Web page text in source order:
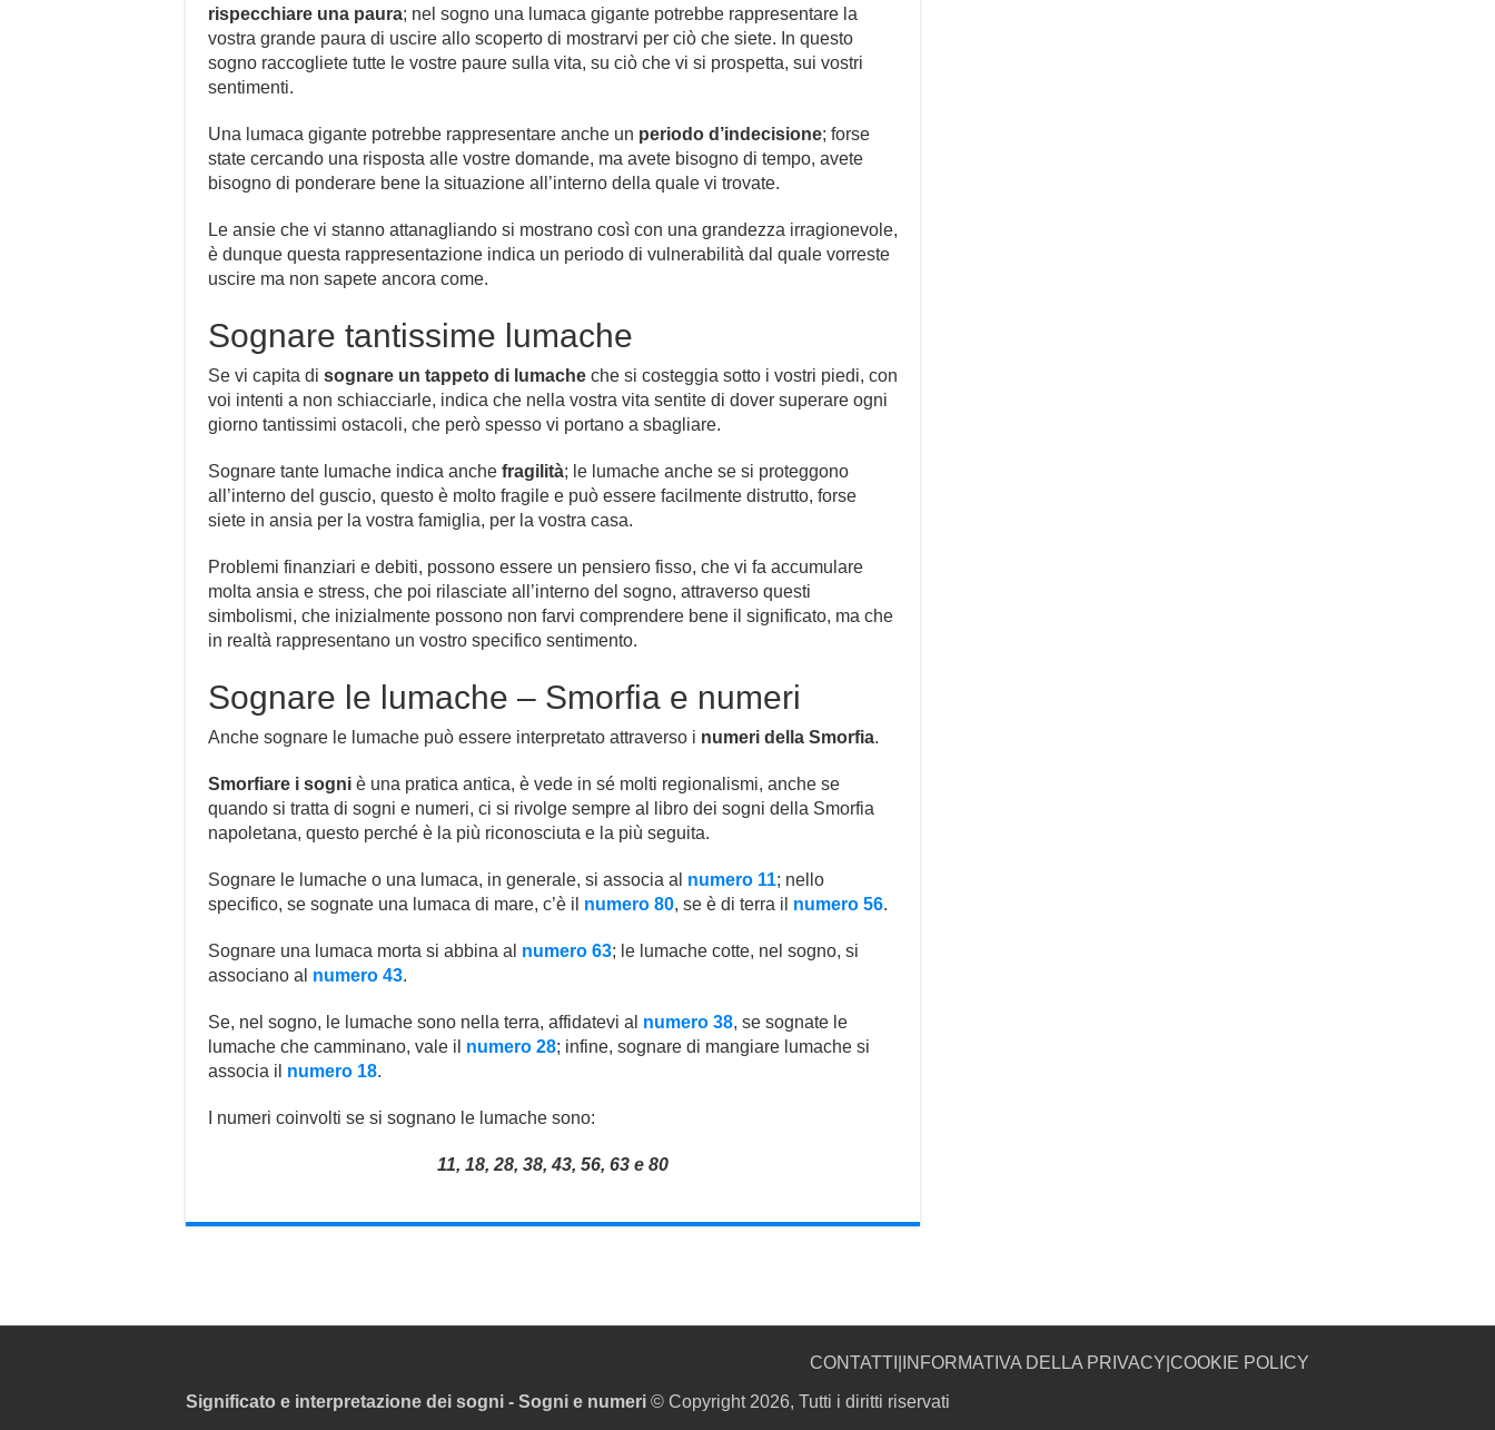
rispecchiare una paura; nel sogno una lumaca gigante potrebbe rappresentare la
vostra grande paura di uscire allo scoperto di mostrarvi per ciò che siete. In questo
sogno raccogliete tutte le vostre paure sulla vita, su ciò che vi si prospetta, sui vostri
sentimenti.
Una lumaca gigante potrebbe rappresentare anche un periodo d’indecisione; forse
state cercando una risposta alle vostre domande, ma avete bisogno di tempo, avete
bisogno di ponderare bene la situazione all’interno della quale vi trovate.
Le ansie che vi stanno attanagliando si mostrano così con una grandezza irragionevole,
è dunque questa rappresentazione indica un periodo di vulnerabilità dal quale vorreste
uscire ma non sapete ancora come.
Sognare tantissime lumache
Se vi capita di sognare un tappeto di lumache che si costeggia sotto i vostri piedi, con
voi intenti a non schiacciarle, indica che nella vostra vita sentite di dover superare ogni
giorno tantissimi ostacoli, che però spesso vi portano a sbagliare.
Sognare tante lumache indica anche fragilità; le lumache anche se si proteggono
all’interno del guscio, questo è molto fragile e può essere facilmente distrutto, forse
siete in ansia per la vostra famiglia, per la vostra casa.
Problemi finanziari e debiti, possono essere un pensiero fisso, che vi fa accumulare
molta ansia e stress, che poi rilasciate all’interno del sogno, attraverso questi
simbolismi, che inizialmente possono non farvi comprendere bene il significato, ma che
in realtà rappresentano un vostro specifico sentimento.
Sognare le lumache – Smorfia e numeri
Anche sognare le lumache può essere interpretato attraverso i numeri della Smorfia.
Smorfiare i sogni è una pratica antica, è vede in sé molti regionalismi, anche se
quando si tratta di sogni e numeri, ci si rivolge sempre al libro dei sogni della Smorfia
napoletana, questo perché è la più riconosciuta e la più seguita.
Sognare le lumache o una lumaca, in generale, si associa al numero 11; nello
specifico, se sognate una lumaca di mare, c’è il numero 80, se è di terra il numero 56.
Sognare una lumaca morta si abbina al numero 63; le lumache cotte, nel sogno, si
associano al numero 43.
Se, nel sogno, le lumache sono nella terra, affidatevi al numero 38, se sognate le
lumache che camminano, vale il numero 28; infine, sognare di mangiare lumache si
associa il numero 18.
I numeri coinvolti se si sognano le lumache sono:
11, 18, 28, 38, 43, 56, 63 e 80
CONTATTI INFORMATIVA DELLA PRIVACY COOKIE POLICY
Significato e interpretazione dei sogni - Sogni e numeri © Copyright 2026, Tutti i diritti riservati